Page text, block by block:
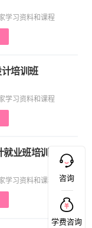
学习资料和课程
培训班
学习资料和课程
就业班培训课程
学习资料和课程 咨询
学费咨询